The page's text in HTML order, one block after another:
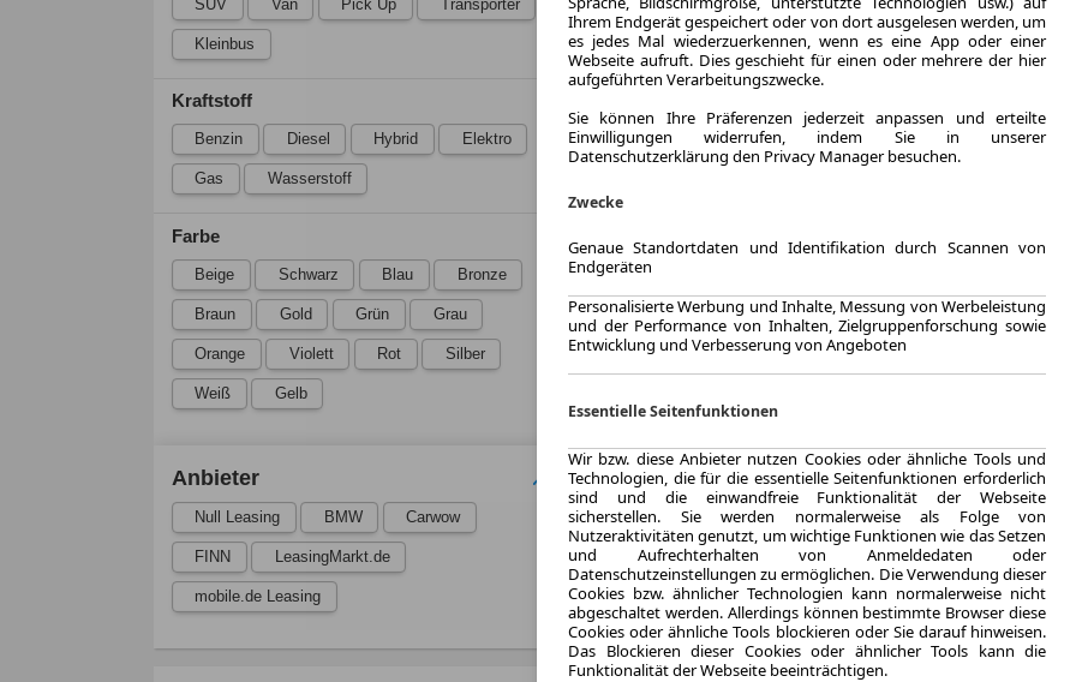
SUV Van Pick Up Transporter
Kleinbus
Kraftstoff
Benzin Diesel Hybrid Elektro
Gas Wasserstoff
Farbe
Beige Schwarz Blau Bronze
Braun Gold Grün Grau
Orange Violett Rot Silber
Weiß Gelb
Anbieter
Null Leasing BMW Carwow
FINN LeasingMarkt.de
mobile.de Leasing
3.2025
Erstzulassung
Laufzeit
Zum
LEASING
MY24
LEASING
Ihrem Endgerät gespeichert oder von dort ausgelesen werden, um
es jedes Mal wiederzuerkennen, wenn es eine App oder einer
Webseite aufruft. Dies geschieht für einen oder mehrere der hier
aufgeführten Verarbeitungszwecke.
Sie können Ihre Präferenzen jederzeit anpassen und erteilte
Einwilligungen widerrufen, indem Sie in unserer
Datenschutzerklärung den Privacy Manager besuchen.
Zwecke
Genaue Standortdaten und Identifikation durch Scannen von
Endgeräten
Personalisierte Werbung und Inhalte, Messung von Werbeleistung
und der Performance von Inhalten, Zielgruppenforschung sowie
Entwicklung und Verbesserung von Angeboten
Essentielle Seitenfunktionen
Wir bzw. diese Anbieter nutzen Cookies oder ähnliche Tools und
Technologien, die für die essentielle Seitenfunktionen erforderlich
sind und die einwandfreie Funktionalität der Webseite
sicherstellen. Sie werden normalerweise als Folge von
Nutzeraktivitäten genutzt, um wichtige Funktionen wie das Setzen
und Aufrechterhalten von Anmeldedaten oder
Datenschutzeinstellungen zu ermöglichen. Die Verwendung dieser
Cookies bzw. ähnlicher Technologien kann normalerweise nicht
abgeschaltet werden. Allerdings können bestimmte Browser diese
Cookies oder ähnliche Tools blockieren oder Sie darauf hinweisen.
Das Blockieren dieser Cookies oder ähnlicher Tools kann die
Funktionalität der Webseite beeinträchtigen.